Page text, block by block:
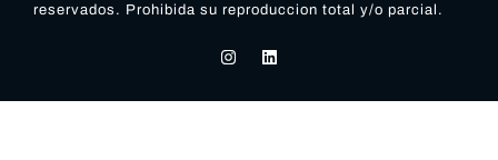
reservados. Prohibida su reproduccion total y/o parcial.